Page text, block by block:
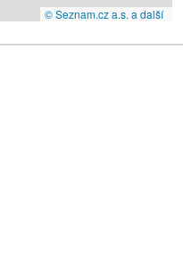
© Seznam.cz a.s. a další